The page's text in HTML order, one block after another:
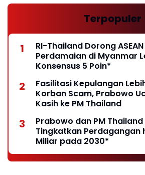
Terpopuler
RI-Thailand Dorong
Perdamaian di Myanmar
Konsensus 5 Poin*
Fasilitasi Kepulangan
Korban Scam, Prabowo
Kasih ke PM Thailand
Prabowo dan PM
Tingkatkan Perdagangan
Miliar pada 2030*